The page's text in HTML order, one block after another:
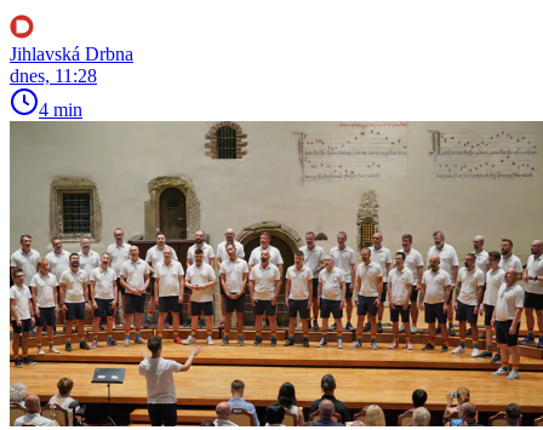
Jihlavská Drbna
dnes, 11:28
4 min